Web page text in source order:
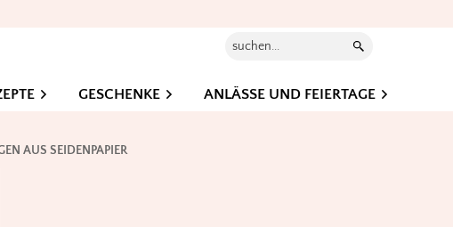
Suchen...
GESCHENKE ANLÄSSE UND FEIERTAGE
AUS SEIDENPAPIER